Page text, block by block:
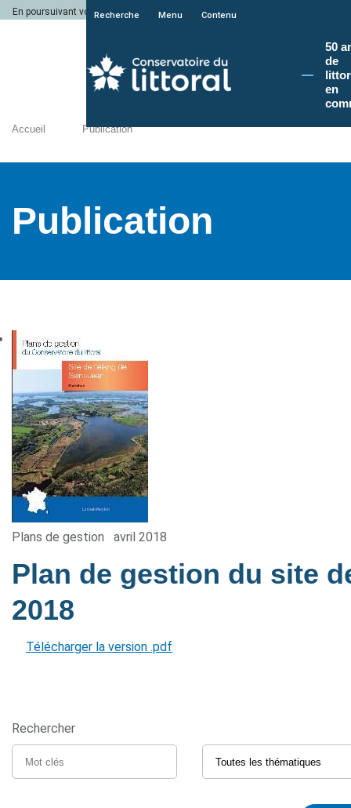
En poursuivant votre navigation sur le site du Conservatoire du littoral, vous
Recherche Menu Contenu
50
de
en
Accueil Publication
Publication
Plans de gestion avril 2018
Plan de gestion du site
2018
Télécharger la version .pdf
Rechercher